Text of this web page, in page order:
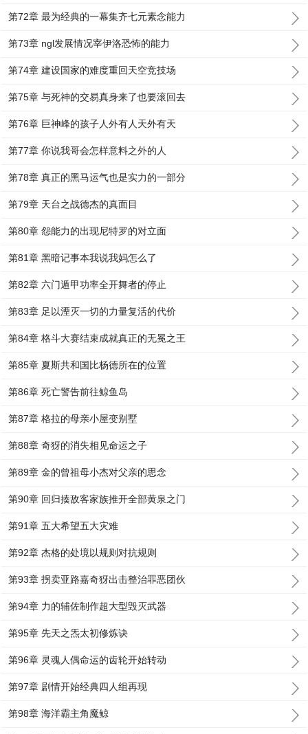
第72章 最为经典的一幕集齐七元素念能力
第73章 ngl发展情况宰伊洛恐怖的能力
第74章 建设国家的难度重回天空竞技场
第75章 与死神的交易真身来了也要滚回去
第76章 巨神峰的孩子人外有人天外有天
第77章 你说我哥会怎样意料之外的人
第78章 真正的黑马运气也是实力的一部分
第79章 天台之战德杰的真面目
第80章 怨能力的出现尼特罗的对立面
第81章 黑暗记事本我说我妈怎么了
第82章 六门遁甲功率全开舞者的停止
第83章 足以湮灭一切的力量复活的代价
第84章 格斗大赛结束成就真正的无冕之王
第85章 夏斯共和国比杨德所在的位置
第86章 死亡警告前往鲸鱼岛
第87章 格拉的母亲小屋变别墅
第88章 奇犽的消失相见命运之子
第89章 金的曾祖母小杰对父亲的思念
第90章 回归揍敌客家族推开全部黄泉之门
第91章 五大希望五大灾难
第92章 杰格的处境以规则对抗规则
第93章 拐卖亚路嘉奇犽出击整治罪恶团伙
第94章 力的辅佐制作超大型毁灭武器
第95章 先天之炁太初修炼诀
第96章 灵魂人偶命运的齿轮开始转动
第97章 剧情开始经典四人组再现
第98章 海洋霸主角魔鲸